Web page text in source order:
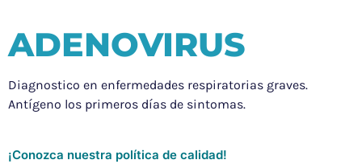
ADENOVIRUS
Diagnostico en enfermedades respiratorias graves.
Antígeno los primeros días de sintomas.
¡Conozca nuestra política de calidad!